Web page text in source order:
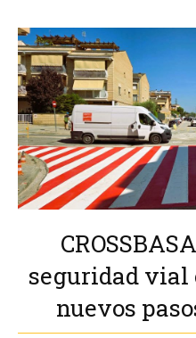
seguridad vial
nuevos